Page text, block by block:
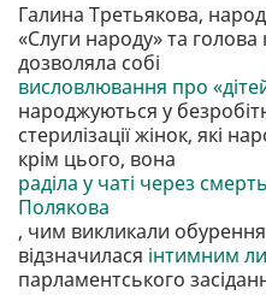
Галина Третьякова,
«Слуги народу» та голова
дозволяла собі
висловлювання про
народжуються у
стерилізації жінок, які
крім цього, вона
раділа у чаті через
Полякова
, чим викликали
відзначилася інтимним
парламентського